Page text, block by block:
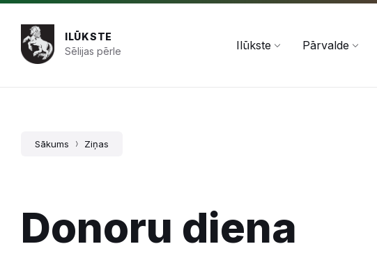
Pāriet
saturu
Skip
navigation
Skip
footer
ILŪKSTE
Sēlijas pērle
Ilūkste Pārvalde
Sākums Ziņas
Donoru diena